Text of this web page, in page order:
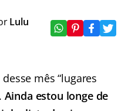
Lulu
mês “lugares
Ainda estou longe de